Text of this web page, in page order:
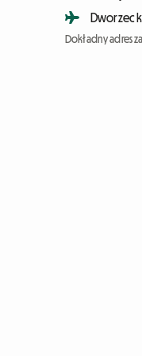
Dworzec
Dokładny adres